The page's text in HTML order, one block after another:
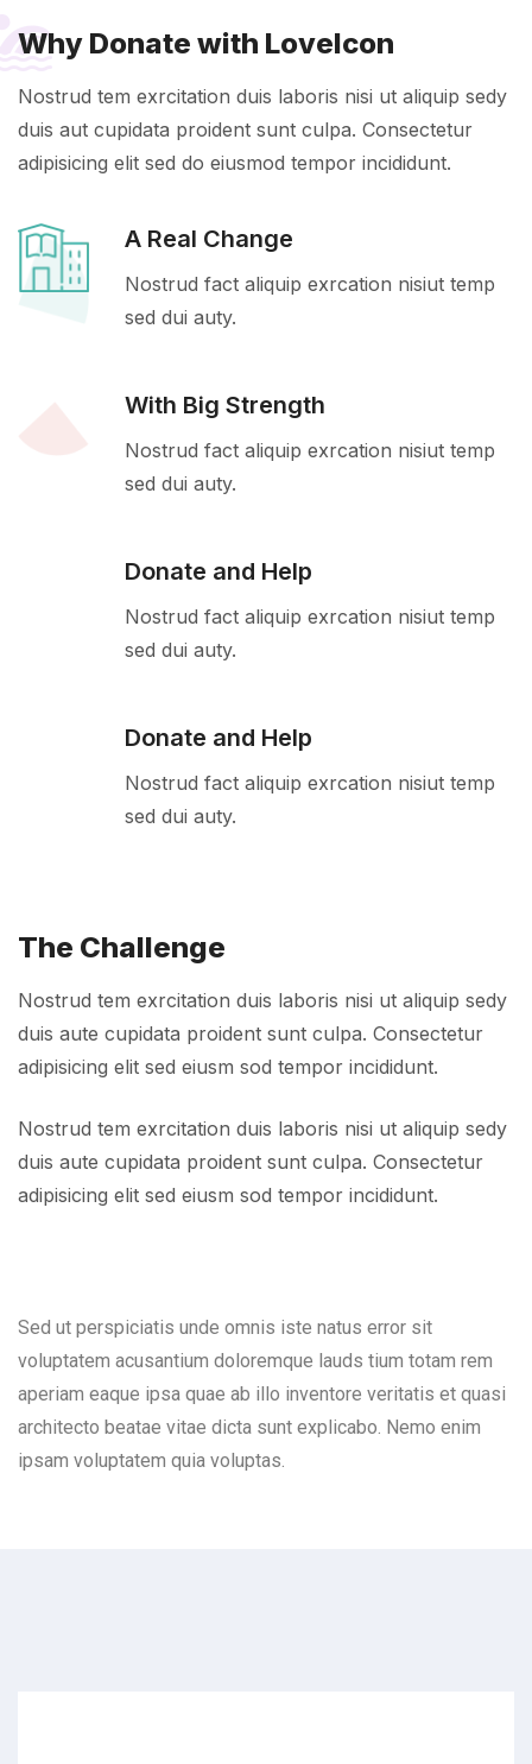
Why Donate with LoveIcon
Nostrud tem exrcitation duis laboris nisi ut aliquip sedy
duis aut cupidata proident sunt culpa. Consectetur
adipisicing elit sed do eiusmod tempor incididunt.
A Real Change
Nostrud fact aliquip exrcation nisiut temp
sed dui auty.
With Big Strength
Nostrud fact aliquip exrcation nisiut temp
sed dui auty.
Donate and Help
Nostrud fact aliquip exrcation nisiut temp
sed dui auty.
Donate and Help
Nostrud fact aliquip exrcation nisiut temp
sed dui auty.
The Challenge
Nostrud tem exrcitation duis laboris nisi ut aliquip sedy
duis aute cupidata proident sunt culpa. Consectetur
adipisicing elit sed eiusm sod tempor incididunt.
Nostrud tem exrcitation duis laboris nisi ut aliquip sedy
duis aute cupidata proident sunt culpa. Consectetur
adipisicing elit sed eiusm sod tempor incididunt.
Sed ut perspiciatis unde omnis iste natus error sit
voluptatem acusantium doloremque lauds tium totam rem
aperiam eaque ipsa quae ab illo inventore veritatis et quasi
architecto beatae vitae dicta sunt explicabo. Nemo enim
ipsam voluptatem quia voluptas.